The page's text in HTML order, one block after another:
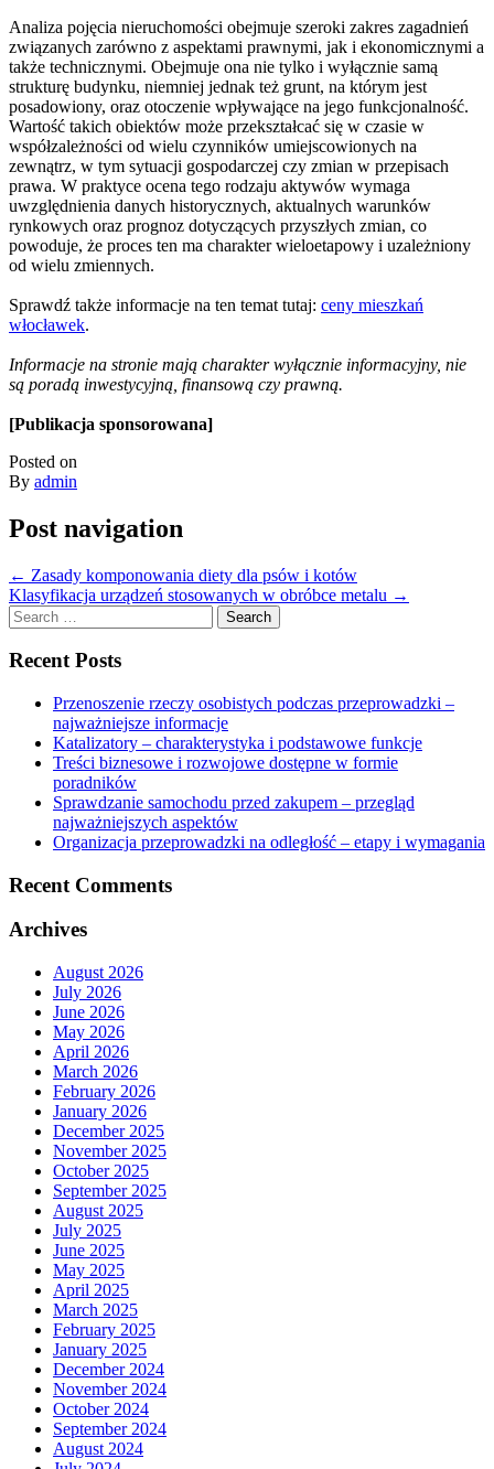
Analiza pojęcia nieruchomości obejmuje szeroki zakres zagadnień
związanych zarówno z aspektami prawnymi, jak i ekonomicznymi a
także technicznymi. Obejmuje ona nie tylko i wyłącznie samą
strukturę budynku, niemniej jednak też grunt, na którym jest
posadowiony, oraz otoczenie wpływające na jego funkcjonalność.
Wartość takich obiektów może przekształcać się w czasie w
współzależności od wielu czynników umiejscowionych na
zewnątrz, w tym sytuacji gospodarczej czy zmian w przepisach
prawa. W praktyce ocena tego rodzaju aktywów wymaga
uwzględnienia danych historycznych, aktualnych warunków
rynkowych oraz prognoz dotyczących przyszłych zmian, co
powoduje, że proces ten ma charakter wieloetapowy i uzależniony
od wielu zmiennych.
Sprawdź także informacje na ten temat tutaj: ceny mieszkań
włocławek.
Informacje na stronie mają charakter wyłącznie informacyjny, nie
są poradą inwestycyjną, finansową czy prawną.
[Publikacja sponsorowana]
Posted on
By admin
Post navigation
← Zasady komponowania diety dla psów i kotów
Klasyfikacja urządzeń stosowanych w obróbce metalu →
Search
for:
Recent Posts
Przenoszenie rzeczy osobistych podczas przeprowadzki –
najważniejsze informacje
Katalizatory – charakterystyka i podstawowe funkcje
Treści biznesowe i rozwojowe dostępne w formie
poradników
Sprawdzanie samochodu przed zakupem – przegląd
najważniejszych aspektów
Organizacja przeprowadzki na odległość – etapy i wymagania
Recent Comments
Archives
August 2026
July 2026
June 2026
May 2026
April 2026
March 2026
February 2026
January 2026
December 2025
November 2025
October 2025
September 2025
August 2025
July 2025
June 2025
May 2025
April 2025
March 2025
February 2025
January 2025
December 2024
November 2024
October 2024
September 2024
August 2024